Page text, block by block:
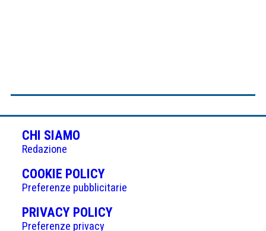
CHI SIAMO
Redazione
COOKIE POLICY(APRE
IN
UNA
NUOVA
Preferenze pubblicitarie
PRIVACY POLICY(APRE
Preferenze privacy